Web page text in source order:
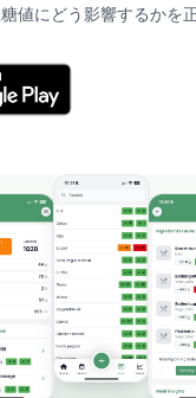
値にどう影響するかを